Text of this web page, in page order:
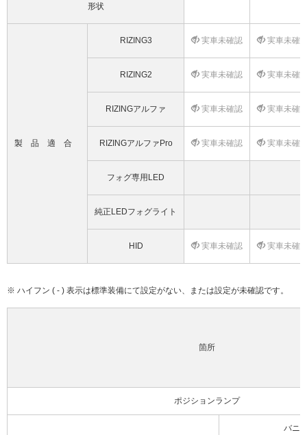
形状
製品適合
RIZING3 実車未確認 実車未確
RIZING2 実車未確認 実車未確
RIZINGアルファ 実車未確認 実車未確
RIZINGアルファPro 実車未確認 実車未確
フォグ専用LED
純正LEDフォグライト
HID 実車未確認 実車未確
※ ハイフン ( - ) 表示は標準装備にて設定がない、または設定が未確認です。
箇所
ポジションランプ
バニ